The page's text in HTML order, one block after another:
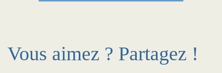
Vous aimez ? Partagez !